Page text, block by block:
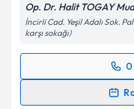
Op. Dr. Halit TOGAY
İncirli Cad. Yeşil Adalı Sok.
karşı sokağı)
0
Randevu